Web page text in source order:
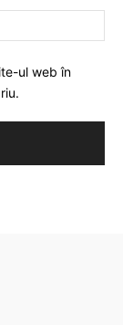
ul web în